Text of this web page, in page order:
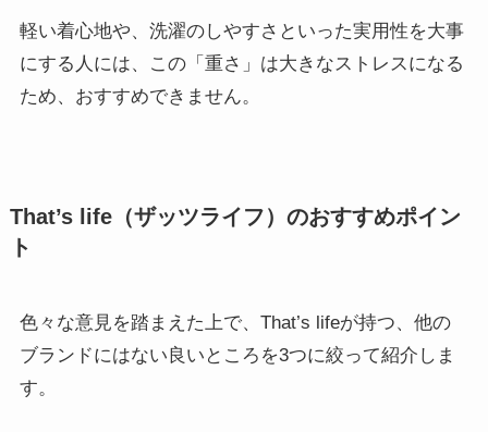
軽い着心地や、洗濯のしやすさといった実用性を大事
にする人には、この「重さ」は大きなストレスになる
ため、おすすめできません。
That’s life（ザッツライフ）のおすすめポイン
ト
色々な意見を踏まえた上で、That’s lifeが持つ、他の
ブランドにはない良いところを3つに絞って紹介しま
す。